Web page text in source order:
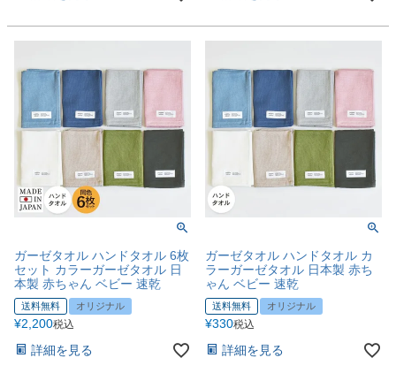
ガーゼタオル ハンドタオル 6枚
セット カラーガーゼタオル 日
本製 赤ちゃん ベビー 速乾
送料無料 オリジナル
¥2,200税込
詳細を見る
ガーゼタオル ハンドタオル カ
ラーガーゼタオル 日本製 赤ち
ゃん ベビー 速乾
送料無料 オリジナル
¥330税込
詳細を見る